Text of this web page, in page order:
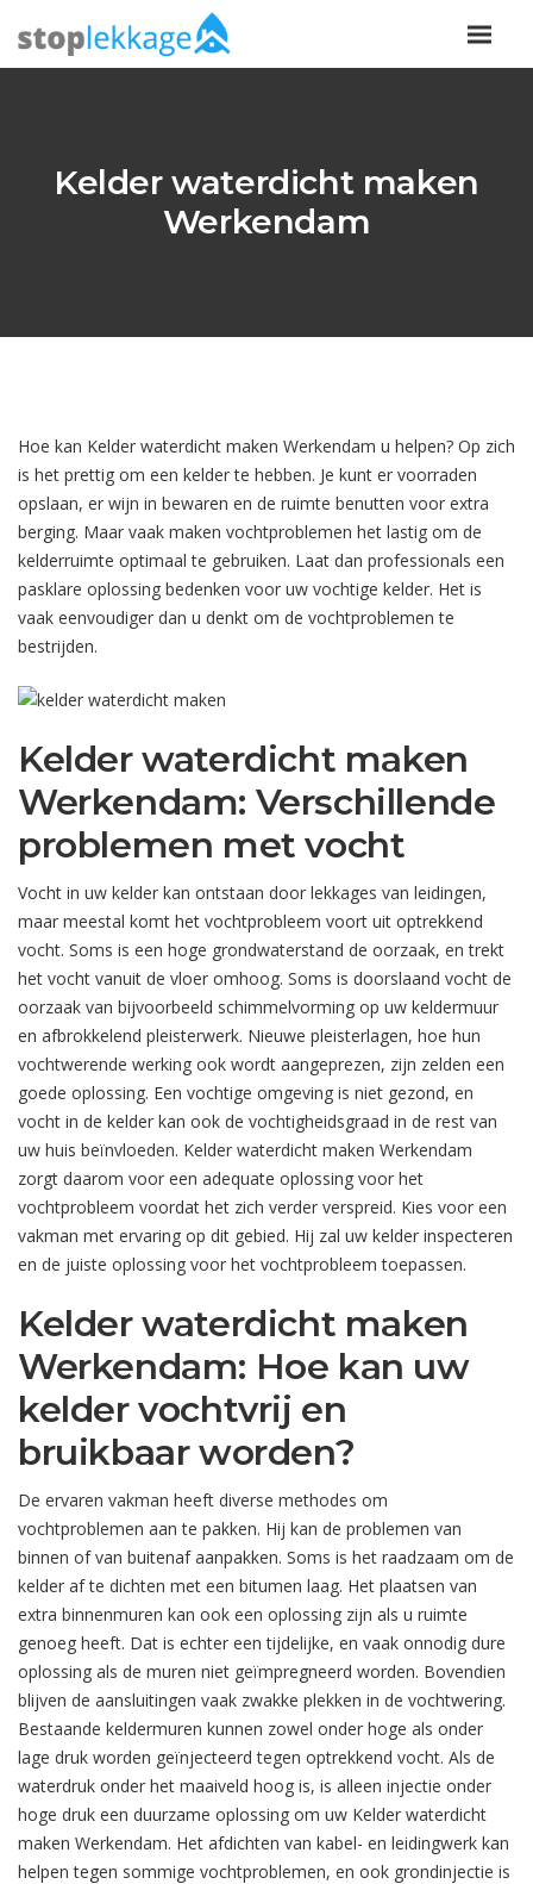
Kelder waterdicht maken
Werkendam
Hoe kan Kelder waterdicht maken Werkendam u helpen? Op zich
is het prettig om een kelder te hebben. Je kunt er voorraden
opslaan, er wijn in bewaren en de ruimte benutten voor extra
berging. Maar vaak maken vochtproblemen het lastig om de
kelderruimte optimaal te gebruiken. Laat dan professionals een
pasklare oplossing bedenken voor uw vochtige kelder. Het is
vaak eenvoudiger dan u denkt om de vochtproblemen te
bestrijden.
Kelder waterdicht maken
Werkendam: Verschillende
problemen met vocht
Vocht in uw kelder kan ontstaan door lekkages van leidingen,
maar meestal komt het vochtprobleem voort uit optrekkend
vocht. Soms is een hoge grondwaterstand de oorzaak, en trekt
het vocht vanuit de vloer omhoog. Soms is doorslaand vocht de
oorzaak van bijvoorbeeld schimmelvorming op uw keldermuur
en afbrokkelend pleisterwerk. Nieuwe pleisterlagen, hoe hun
vochtwerende werking ook wordt aangeprezen, zijn zelden een
goede oplossing. Een vochtige omgeving is niet gezond, en
vocht in de kelder kan ook de vochtigheidsgraad in de rest van
uw huis beïnvloeden. Kelder waterdicht maken Werkendam
zorgt daarom voor een adequate oplossing voor het
vochtprobleem voordat het zich verder verspreid. Kies voor een
vakman met ervaring op dit gebied. Hij zal uw kelder inspecteren
en de juiste oplossing voor het vochtprobleem toepassen.
Kelder waterdicht maken
Werkendam: Hoe kan uw
kelder vochtvrij en
bruikbaar worden?
De ervaren vakman heeft diverse methodes om
vochtproblemen aan te pakken. Hij kan de problemen van
binnen of van buitenaf aanpakken. Soms is het raadzaam om de
kelder af te dichten met een bitumen laag. Het plaatsen van
extra binnenmuren kan ook een oplossing zijn als u ruimte
genoeg heeft. Dat is echter een tijdelijke, en vaak onnodig dure
oplossing als de muren niet geïmpregneerd worden. Bovendien
blijven de aansluitingen vaak zwakke plekken in de vochtwering.
Bestaande keldermuren kunnen zowel onder hoge als onder
lage druk worden geïnjecteerd tegen optrekkend vocht. Als de
waterdruk onder het maaiveld hoog is, is alleen injectie onder
hoge druk een duurzame oplossing om uw Kelder waterdicht
maken Werkendam. Het afdichten van kabel- en leidingwerk kan
helpen tegen sommige vochtproblemen, en ook grondinjectie is